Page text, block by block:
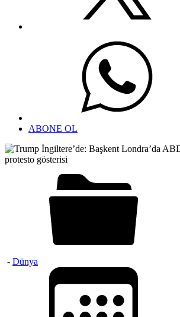
ABONE OL
- Dünya